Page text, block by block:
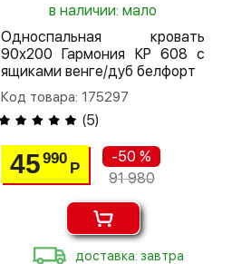
в наличии: мало
Односпальная кровать
90х200 Гармония КР 608 с
ящиками венге/дуб белфорт
Код товара: 175297
(5)
45990
Р
-50 %
91 980
доставка: завтра